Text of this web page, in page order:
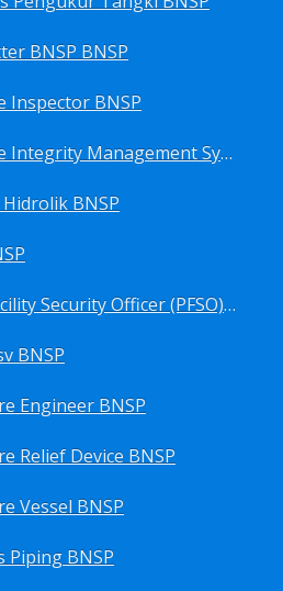
BNSP BNSP
Inspector BNSP
Sertifikasi Pipeline Integrity Management System (Pims) BNSP
BNSP
Sertifikasi Port Facility Security Officer (PFSO) BNSP
BNSP
Engineer BNSP
Relief Device BNSP
Vessel BNSP
Piping BNSP